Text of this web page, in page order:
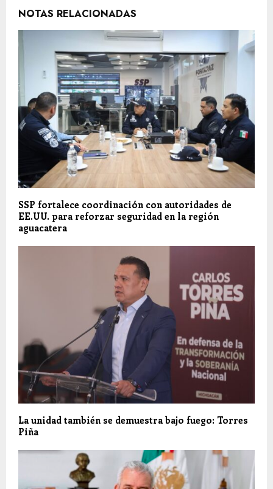
NOTAS RELACIONADAS
SSP fortalece coordinación con autoridades de
EE.UU. para reforzar seguridad en la región
aguacatera
La unidad también se demuestra bajo fuego: Torres
Piña